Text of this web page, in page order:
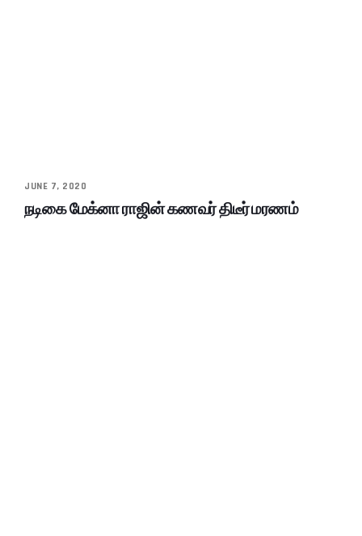
JUNE 7, 2020
நடிகை மேக்னா ராஜின் கணவர் திடீர் மரணம்